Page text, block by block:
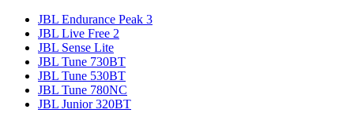
JBL Endurance Peak 3
JBL Live Free 2
JBL Sense Lite
JBL Tune 730BT
JBL Tune 530BT
JBL Tune 780NC
JBL Junior 320BT